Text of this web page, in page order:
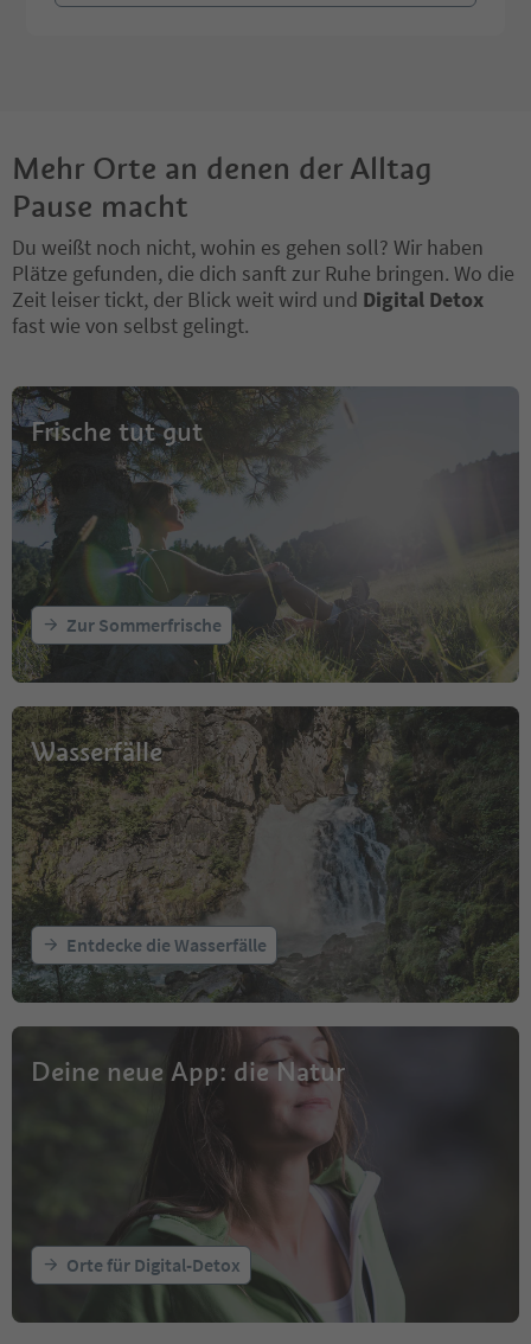
Mehr Orte an denen der Alltag
Pause macht
Du weißt noch nicht, wohin es gehen soll? Wir haben
Plätze gefunden, die dich sanft zur Ruhe bringen. Wo die
Zeit leiser tickt, der Blick weit wird und Digital Detox
fast wie von selbst gelingt.
Frische tut gut
Zur Sommerfrische
Wasserfälle
Entdecke die Wasserfälle
Deine neue App: die Natur
Orte für Digital-Detox